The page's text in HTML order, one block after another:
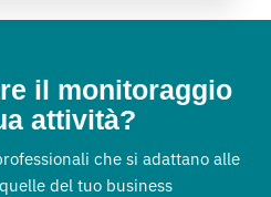
il monitoraggio
attività?
che si adattano alle
del tuo business